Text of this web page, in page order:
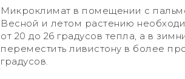
Микроклимат в помещении с
Весной и летом растению
от 20 до 26 градусов тепла, а в
переместить ливистону в более
градусов.